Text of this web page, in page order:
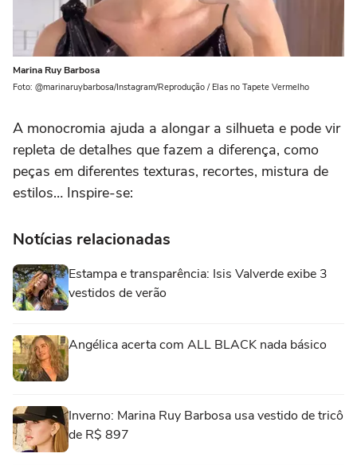
Marina Ruy Barbosa
Foto: @marinaruybarbosa/Instagram/Reprodução / Elas no Tapete Vermelho
A monocromia ajuda a alongar a silhueta e pode vir
repleta de detalhes que fazem a diferença, como
peças em diferentes texturas, recortes, mistura de
estilos… Inspire-se:
Notícias relacionadas
Estampa e transparência: Isis Valverde exibe 3
vestidos de verão
Angélica acerta com ALL BLACK nada básico
Inverno: Marina Ruy Barbosa usa vestido de tricô
de R$ 897